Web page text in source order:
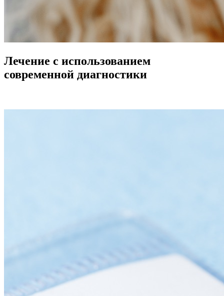
Лечение с использованием
современной диагностики